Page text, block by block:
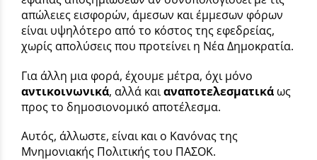
απώλειες εισφορών, άμεσων και έμμεσων φόρων
είναι υψηλότερο από το κόστος της εφεδρείας,
χωρίς απολύσεις που προτείνει η Νέα Δημοκρατία.
Για άλλη μια φορά, έχουμε μέτρα, όχι μόνο
αντικοινωνικά, αλλά καιαναποτελεσματικά ως
προς το δημοσιονομικό αποτέλεσμα.
Αυτός, άλλωστε, είναι και ο Κανόνας της
Μνημονιακής Πολιτικής του ΠΑΣΟΚ.